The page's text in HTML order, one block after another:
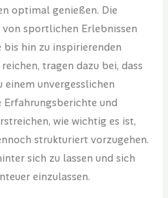
optimal genießen. Die
sportlichen Erlebnissen
bis hin zu inspirierenden
tragen dazu bei, dass
einem unvergesslichen
Erfahrungsberichte und
wie wichtig es ist,
strukturiert vorzugehen.
sich zu lassen und sich
einzulassen.